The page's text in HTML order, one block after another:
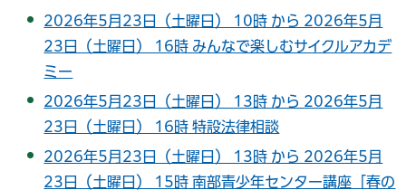
2026年5月23日（土曜日） 10時 から 2026年5月
23日（土曜日） 16時 みんなで楽しむサイクルアカデ
ミー
2026年5月23日（土曜日） 13時 から 2026年5月
23日（土曜日） 16時 特設法律相談
2026年5月23日（土曜日） 13時 から 2026年5月
23日（土曜日） 15時 南部青少年センター講座「春の